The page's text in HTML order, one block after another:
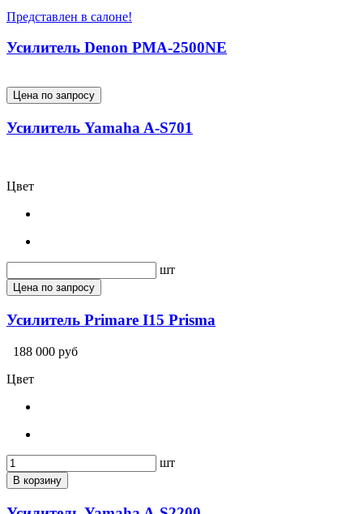
Представлен в салоне!
Усилитель Denon PMA-2500NE
Цена по запросу
Усилитель Yamaha A-S701
Цвет
шт
Цена по запросу
Усилитель Primare I15 Prisma
188 000 руб
Цвет
шт
В корзину